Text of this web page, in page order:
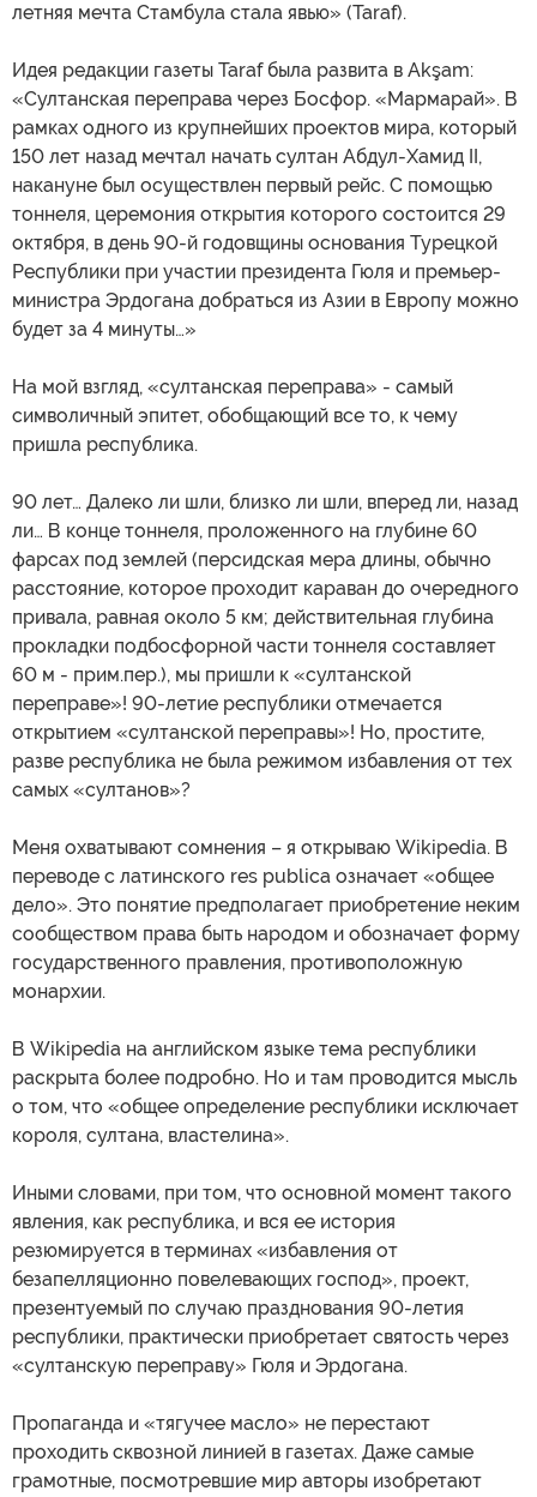
летняя мечта Стамбула стала явью» (Taraf).
Идея редакции газеты Taraf была развита в Akşam:
«Султанская переправа через Босфор. «Мармарай». В
рамках одного из крупнейших проектов мира, который
150 лет назад мечтал начать султан Абдул-Хамид II,
накануне был осуществлен первый рейс. С помощью
тоннеля, церемония открытия которого состоится 29
октября, в день 90-й годовщины основания Турецкой
Республики при участии президента Гюля и премьер-
министра Эрдогана добраться из Азии в Европу можно
будет за 4 минуты…»
На мой взгляд, «султанская переправа» - самый
символичный эпитет, обобщающий все то, к чему
пришла республика.
90 лет… Далеко ли шли, близко ли шли, вперед ли, назад
ли… В конце тоннеля, проложенного на глубине 60
фарсах под землей (персидская мера длины, обычно
расстояние, которое проходит караван до очередного
привала, равная около 5 км; действительная глубина
прокладки подбосфорной части тоннеля составляет
60 м - прим.пер.), мы пришли к «султанской
переправе»! 90-летие республики отмечается
открытием «султанской переправы»! Но, простите,
разве республика не была режимом избавления от тех
самых «султанов»?
Меня охватывают сомнения – я открываю Wikipedia. В
переводе с латинского res publica означает «общее
дело». Это понятие предполагает приобретение неким
сообществом права быть народом и обозначает форму
государственного правления, противоположную
монархии.
В Wikipedia на английском языке тема республики
раскрыта более подробно. Но и там проводится мысль
о том, что «общее определение республики исключает
короля, султана, властелина».
Иными словами, при том, что основной момент такого
явления, как республика, и вся ее история
резюмируется в терминах «избавления от
безапелляционно повелевающих господ», проект,
презентуемый по случаю празднования 90-летия
республики, практически приобретает святость через
«султанскую переправу» Гюля и Эрдогана.
Пропаганда и «тягучее масло» не перестают
проходить сквозной линией в газетах. Даже самые
грамотные, посмотревшие мир авторы изобретают